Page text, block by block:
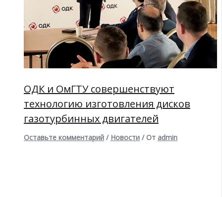
ОДК и ОмГТУ совершенствуют
технологию изготовления дисков
газотурбинных двигателей
Оставьте комментарий / Новости / От admin